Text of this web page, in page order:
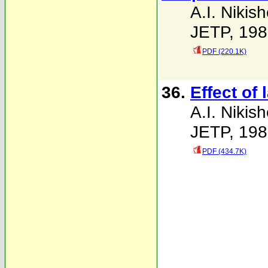
A.I.
JETP,
PDF (220.1K)
36. Effect of
A.I.
JETP,
PDF (434.7K)